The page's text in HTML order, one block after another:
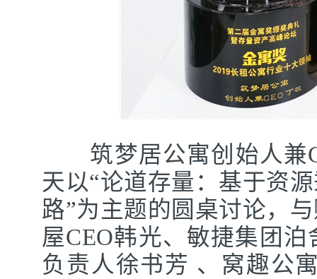
筑梦居公寓创始人兼
天以“论道存量：基于资
路”为主题的圆桌讨论，
屋CEO韩光、敏捷集团
负责人徐书芳 、窝趣公